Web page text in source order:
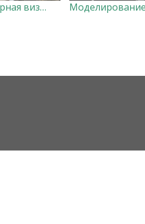
Интерьерная визуализация